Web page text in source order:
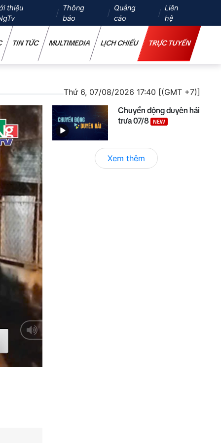
thiệu
Thông
báo
Quảng
cáo
Liên
hệ
TIN TỨC MULTIMEDIA LỊCH CHIẾU TRỰC TUYẾN
Thứ 6, 07/08/2026 17:40 [(GMT +7)]
Chuyển động duyên hải
trưa 07/8 NEW
Xem thêm